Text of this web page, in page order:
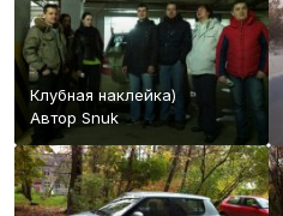
Клубная наклейка)
Автор Snuk